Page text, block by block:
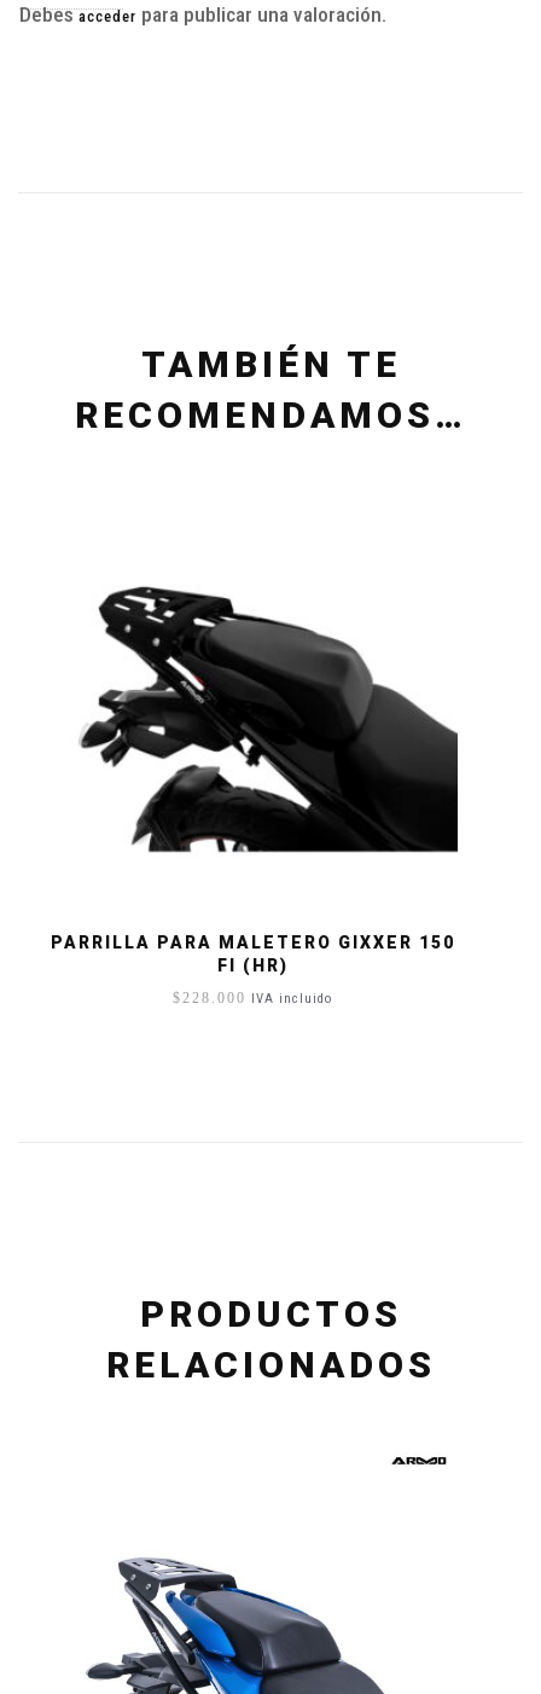
Debesacceder para publicar una valoración.
TAMBIÉN TE
RECOMENDAMOS…
PARRILLA PARA MALETERO GIXXER 150
FI (HR)
$228.000 IVA incluido
PRODUCTOS
RELACIONADOS